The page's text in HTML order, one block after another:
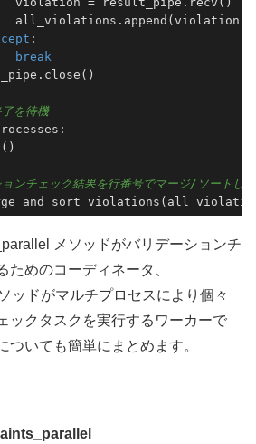
:
break
を待機
ンチェック結果を行番号でマージ/ソートし
メソッドがバリデーションチ
ためのコーディネータ、
ッドがマルチプロセスにより個々
ックタスクを実行するワーカーで
ついても簡単にまとめます。